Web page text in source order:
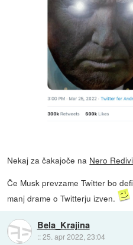
Nekaj za čakajoče na Nero
Če Musk prevzame Twitter bo
manj drame o Twitterju izven.
Bela_Krajina
::25. apr 2022, 23:04